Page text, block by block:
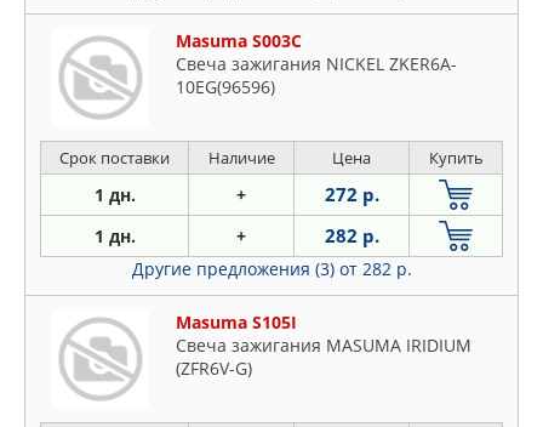
Masuma S003C
Свеча зажигания NICKEL ZKER6A-
10EG(96596)
Срок поставки Наличие Цена Купить
1 дн. + 272 р.
1 дн. + 282 р.
Другие предложения (3) от 282 р.
Masuma S105I
Свеча зажигания MASUMA IRIDIUM
(ZFR6V-G)